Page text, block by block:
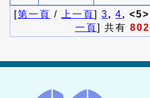
[第一頁 / 上一頁] 3, 4,
一頁] 共有